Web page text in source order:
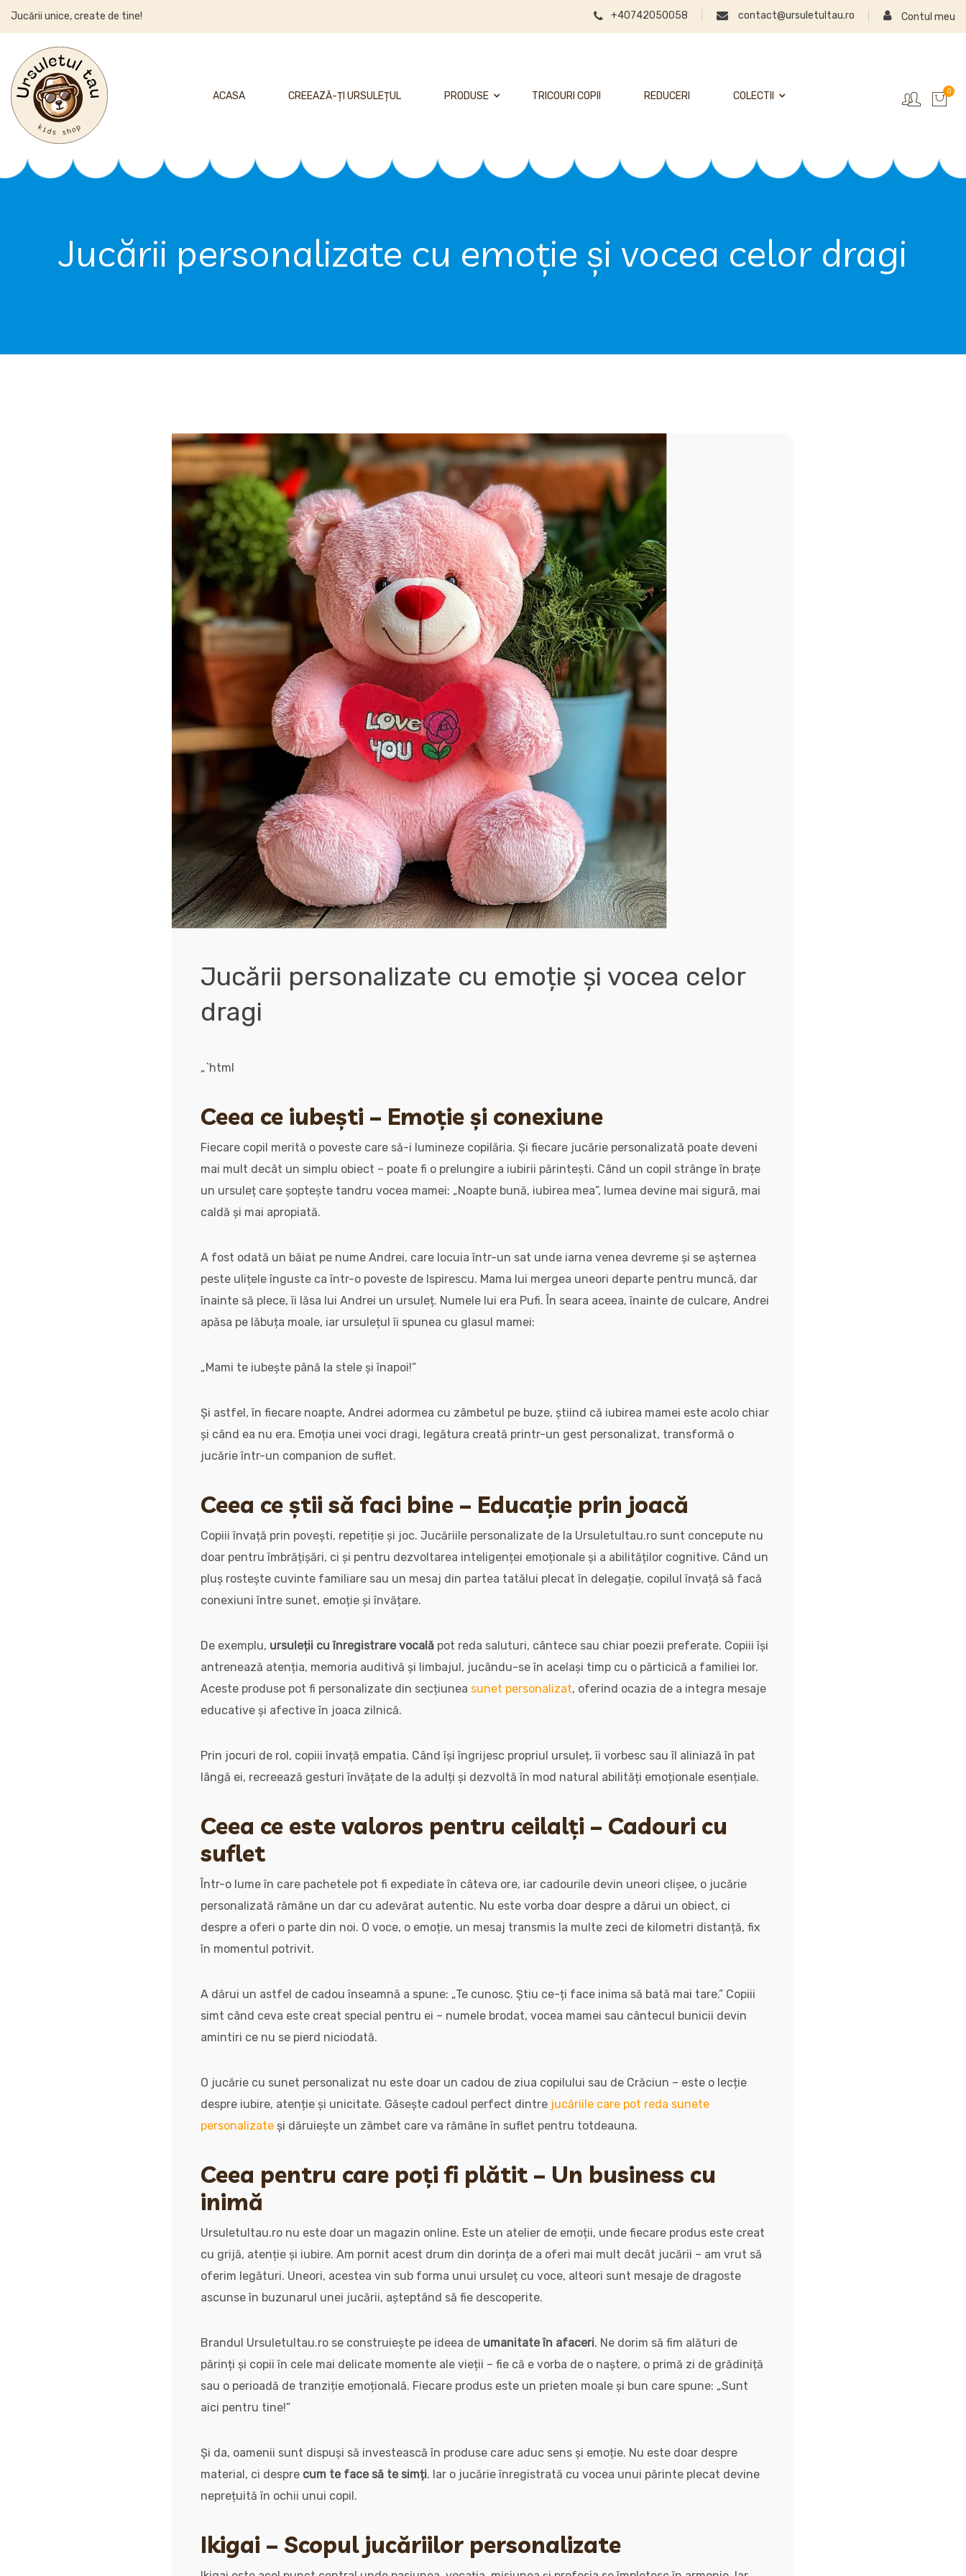
Jucării unice, create de tine! +40742050058 contact@ursuletultau.ro Contul meu
ACASA CREEAZĂ-ȚI URSULEȚUL PRODUSE TRICOURI COPII REDUCERI COLECTII 0
Jucării personalizate cu emoție și vocea celor dragi
Jucării personalizate cu emoție și vocea celor
dragi
„`html
Ceea ce iubești – Emoție și conexiune
Fiecare copil merită o poveste care să-i lumineze copilăria. Și fiecare jucărie personalizată poate deveni
mai mult decât un simplu obiect – poate fi o prelungire a iubirii părintești. Când un copil strânge în brațe
un ursuleț care șoptește tandru vocea mamei: „Noapte bună, iubirea mea”, lumea devine mai sigură, mai
caldă și mai apropiată.
A fost odată un băiat pe nume Andrei, care locuia într-un sat unde iarna venea devreme și se așternea
peste ulițele înguste ca într-o poveste de Ispirescu. Mama lui mergea uneori departe pentru muncă, dar
înainte să plece, îi lăsa lui Andrei un ursuleț. Numele lui era Pufi. În seara aceea, înainte de culcare, Andrei
apăsa pe lăbuța moale, iar ursulețul îi spunea cu glasul mamei:
„Mami te iubește până la stele și înapoi!”
Și astfel, în fiecare noapte, Andrei adormea cu zâmbetul pe buze, știind că iubirea mamei este acolo chiar
și când ea nu era. Emoția unei voci dragi, legătura creată printr-un gest personalizat, transformă o
jucărie într-un companion de suflet.
Ceea ce știi să faci bine – Educație prin joacă
Copiii învață prin povești, repetiție și joc. Jucăriile personalizate de la Ursuletultau.ro sunt concepute nu
doar pentru îmbrățișări, ci și pentru dezvoltarea inteligenței emoționale și a abilităților cognitive. Când un
pluș rostește cuvinte familiare sau un mesaj din partea tatălui plecat în delegație, copilul învață să facă
conexiuni între sunet, emoție și învățare.
De exemplu, ursuleții cu înregistrare vocală pot reda saluturi, cântece sau chiar poezii preferate. Copiii își
antrenează atenția, memoria auditivă și limbajul, jucându-se în același timp cu o părticică a familiei lor.
Aceste produse pot fi personalizate din secțiunea sunet personalizat, oferind ocazia de a integra mesaje
educative și afective în joaca zilnică.
Prin jocuri de rol, copiii învață empatia. Când își îngrijesc propriul ursuleț, îi vorbesc sau îl aliniază în pat
lângă ei, recreează gesturi învățate de la adulți și dezvoltă în mod natural abilități emoționale esențiale.
Ceea ce este valoros pentru ceilalți – Cadouri cu
suflet
Într-o lume în care pachetele pot fi expediate în câteva ore, iar cadourile devin uneori clișee, o jucărie
personalizată rămâne un dar cu adevărat autentic. Nu este vorba doar despre a dărui un obiect, ci
despre a oferi o parte din noi. O voce, o emoție, un mesaj transmis la multe zeci de kilometri distanță, fix
în momentul potrivit.
A dărui un astfel de cadou înseamnă a spune: „Te cunosc. Știu ce-ți face inima să bată mai tare.” Copiii
simt când ceva este creat special pentru ei – numele brodat, vocea mamei sau cântecul bunicii devin
amintiri ce nu se pierd niciodată.
O jucărie cu sunet personalizat nu este doar un cadou de ziua copilului sau de Crăciun – este o lecție
despre iubire, atenție și unicitate. Găsește cadoul perfect dintre jucăriile care pot reda sunete
personalizate și dăruiește un zâmbet care va rămâne în suflet pentru totdeauna.
Ceea pentru care poți fi plătit – Un business cu
inimă
Ursuletultau.ro nu este doar un magazin online. Este un atelier de emoții, unde fiecare produs este creat
cu grijă, atenție și iubire. Am pornit acest drum din dorința de a oferi mai mult decât jucării – am vrut să
oferim legături. Uneori, acestea vin sub forma unui ursuleț cu voce, alteori sunt mesaje de dragoste
ascunse în buzunarul unei jucării, așteptând să fie descoperite.
Brandul Ursuletultau.ro se construiește pe ideea de umanitate în afaceri. Ne dorim să fim alături de
părinți și copii în cele mai delicate momente ale vieții – fie că e vorba de o naștere, o primă zi de grădiniță
sau o perioadă de tranziție emoțională. Fiecare produs este un prieten moale și bun care spune: „Sunt
aici pentru tine!”
Și da, oamenii sunt dispuși să investească în produse care aduc sens și emoție. Nu este doar despre
material, ci despre cum te face să te simți. Iar o jucărie înregistrată cu vocea unui părinte plecat devine
neprețuită în ochii unui copil.
Ikigai – Scopul jucăriilor personalizate